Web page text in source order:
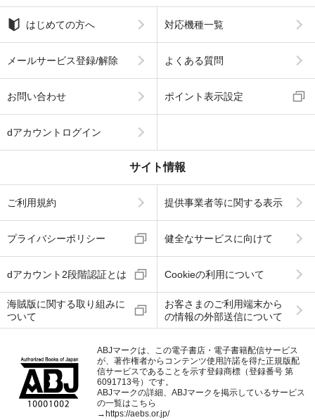
はじめての方へ 対応機種一覧
メールサービス登録/解除 よくある質問
お問い合わせ ポイント表示設定
dアカウントログイン
サイト情報
ご利用規約 提供事業者等に関する表示
プライバシーポリシー 健全なサービスに向けて
dアカウント2段階認証とは Cookieの利用について
海賊版に関する取り組みに
ついて
お客さまのご利用端末から
の情報の外部送信について
ABJマークは、この電子書店・電子書籍配信サービス
が、著作権者からコンテンツ使用許諾を得た正規版配
信サービスであることを示す登録商標（登録番号 第
6091713号）です。
ABJマークの詳細、ABJマークを掲示しているサービス
の一覧はこちら
→ https://aebs.or.jp/